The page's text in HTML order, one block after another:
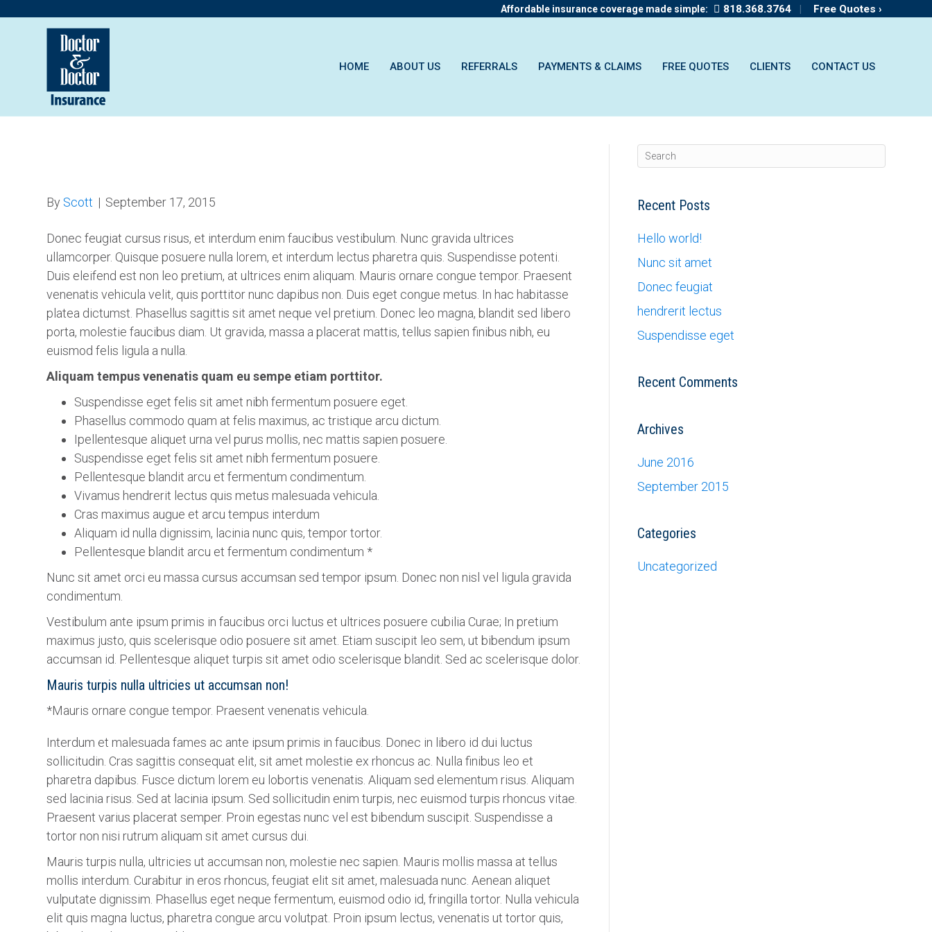
Affordable insurance coverage made simple: 818.368.3764 | Free Quotes ›
HOME ABOUT US REFERRALS PAYMENTS & CLAIMS FREE QUOTES CLIENTS CONTACT US
By Scott | September 17, 2015
Donec feugiat cursus risus, et interdum enim faucibus vestibulum. Nunc gravida ultrices
ullamcorper. Quisque posuere nulla lorem, et interdum lectus pharetra quis. Suspendisse potenti.
Duis eleifend est non leo pretium, at ultrices enim aliquam. Mauris ornare congue tempor. Praesent
venenatis vehicula velit, quis porttitor nunc dapibus non. Duis eget congue metus. In hac habitasse
platea dictumst. Phasellus sagittis sit amet neque vel pretium. Donec leo magna, blandit sed libero
porta, molestie faucibus diam. Ut gravida, massa a placerat mattis, tellus sapien finibus nibh, eu
euismod felis ligula a nulla.
Aliquam tempus venenatis quam eu sempe etiam porttitor.
Suspendisse eget felis sit amet nibh fermentum posuere eget.
Phasellus commodo quam at felis maximus, ac tristique arcu dictum.
Ipellentesque aliquet urna vel purus mollis, nec mattis sapien posuere.
Suspendisse eget felis sit amet nibh fermentum posuere.
Pellentesque blandit arcu et fermentum condimentum.
Vivamus hendrerit lectus quis metus malesuada vehicula.
Cras maximus augue et arcu tempus interdum
Aliquam id nulla dignissim, lacinia nunc quis, tempor tortor.
Pellentesque blandit arcu et fermentum condimentum *
Nunc sit amet orci eu massa cursus accumsan sed tempor ipsum. Donec non nisl vel ligula gravida
condimentum.
Vestibulum ante ipsum primis in faucibus orci luctus et ultrices posuere cubilia Curae; In pretium
maximus justo, quis scelerisque odio posuere sit amet. Etiam suscipit leo sem, ut bibendum ipsum
accumsan id. Pellentesque aliquet turpis sit amet odio scelerisque blandit. Sed ac scelerisque dolor.
Mauris turpis nulla ultricies ut accumsan non!
*Mauris ornare congue tempor. Praesent venenatis vehicula.
Interdum et malesuada fames ac ante ipsum primis in faucibus. Donec in libero id dui luctus
sollicitudin. Cras sagittis consequat elit, sit amet molestie ex rhoncus ac. Nulla finibus leo et
pharetra dapibus. Fusce dictum lorem eu lobortis venenatis. Aliquam sed elementum risus. Aliquam
sed lacinia risus. Sed at lacinia ipsum. Sed sollicitudin enim turpis, nec euismod turpis rhoncus vitae.
Praesent varius placerat semper. Proin egestas nunc vel est bibendum suscipit. Suspendisse a
tortor non nisi rutrum aliquam sit amet cursus dui.
Mauris turpis nulla, ultricies ut accumsan non, molestie nec sapien. Mauris mollis massa at tellus
mollis interdum. Curabitur in eros rhoncus, feugiat elit sit amet, malesuada nunc. Aenean aliquet
vulputate dignissim. Phasellus eget neque fermentum, euismod odio id, fringilla tortor. Nulla vehicula
elit quis magna luctus, pharetra congue arcu volutpat. Proin ipsum lectus, venenatis ut tortor quis,
Recent Posts
Hello world!
Nunc sit amet
Donec feugiat
hendrerit lectus
Suspendisse eget
Recent Comments
Archives
June 2016
September 2015
Categories
Uncategorized